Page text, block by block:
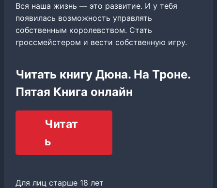
Вся наша жизнь — это развитие. И у тебя
появилась возможность управлять
собственным королевством. Стать
гроссмейстером и вести собственную игру.
Читать книгу Дюна. На Троне.
Пятая Книга онлайн
Читат
ь
Для лиц старше 18 лет